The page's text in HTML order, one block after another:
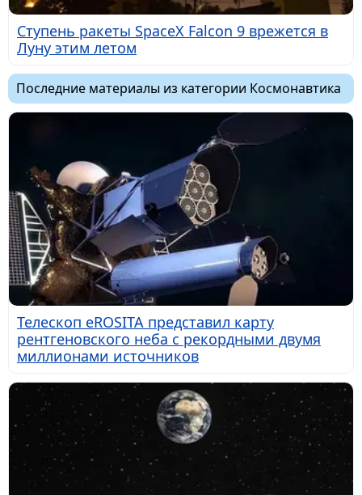
Ступень ракеты SpaceX Falcon 9 врежется в
Луну этим летом
Последние материалы из категории Космонавтика
Телескоп eROSITA представил карту
рентгеновского неба с рекордными двумя
миллионами источников